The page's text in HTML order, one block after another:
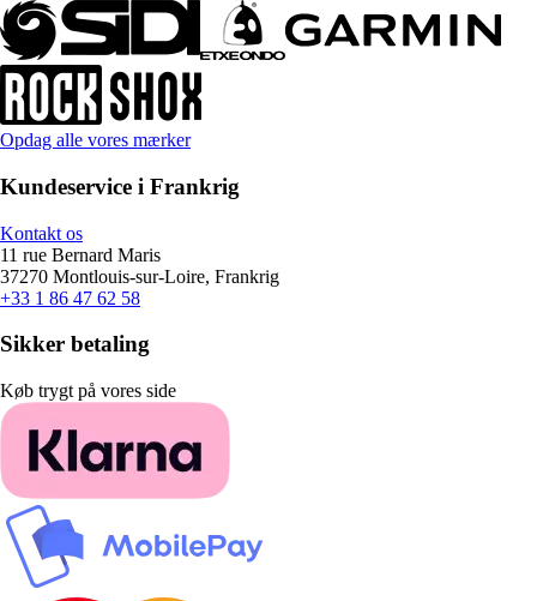
Opdag alle vores mærker
Kundeservice i Frankrig
Kontakt os
11 rue Bernard Maris
37270 Montlouis-sur-Loire, Frankrig
+33 1 86 47 62 58
Sikker betaling
Køb trygt på vores side